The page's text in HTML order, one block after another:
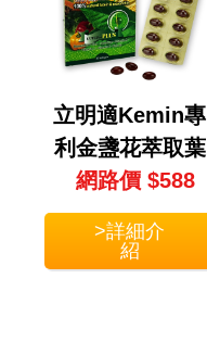
立明適Kemin專
利金盞花萃取葉
黃素單入組(30顆/
盒)
網路價 $588
>詳細介
紹